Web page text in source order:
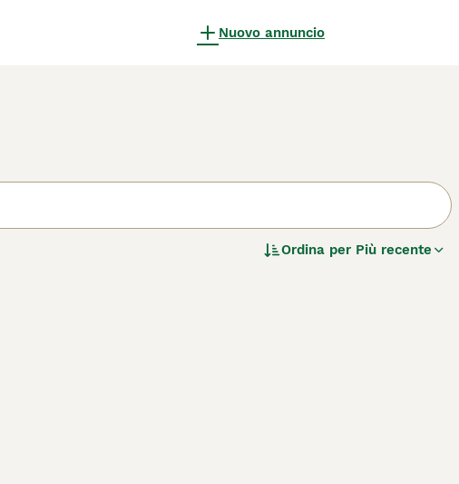
Nuovo annuncio
Ordina per Più recente